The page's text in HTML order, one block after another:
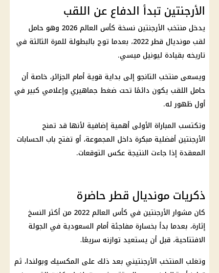
الأرجنتين تبدأ الدفاع عن اللقب
يدخل منتخب الأرجنتين نسخة كأس العالم 2026 وهو حامل
لقب مونديال قطر 2022، بعدما توج بالبطولة للمرة الثالثة في
تاريخه بقيادة ليونيل ميسي.
ويسعى منتخب التانجو إلى بداية قوية أمام الجزائر، خاصة أن
حامل اللقب يكون دائمًا تحت ضغط جماهيري وإعلامي كبير في
أول ظهور له.
وتكتسب المباراة الأولى أهمية إضافية لأنها قد تمنح
الأرجنتين أفضلية مبكرة داخل المجموعة، أو تفتح باب الحسابات
المعقدة إذا جاءت النتيجة عكس التوقعات.
ذكريات مونديال قطر حاضرة
كان مشوار الأرجنتين في كأس العالم 2022 من أكثر النسخ
إثارة، بعدما بدأ بخسارة مفاجئة أمام السعودية في الجولة
الافتتاحية، قبل أن يستعيد توازنه سريعًا.
وتغلب المنتخب الأرجنتيني بعد ذلك على المكسيك وبولندا، ثم